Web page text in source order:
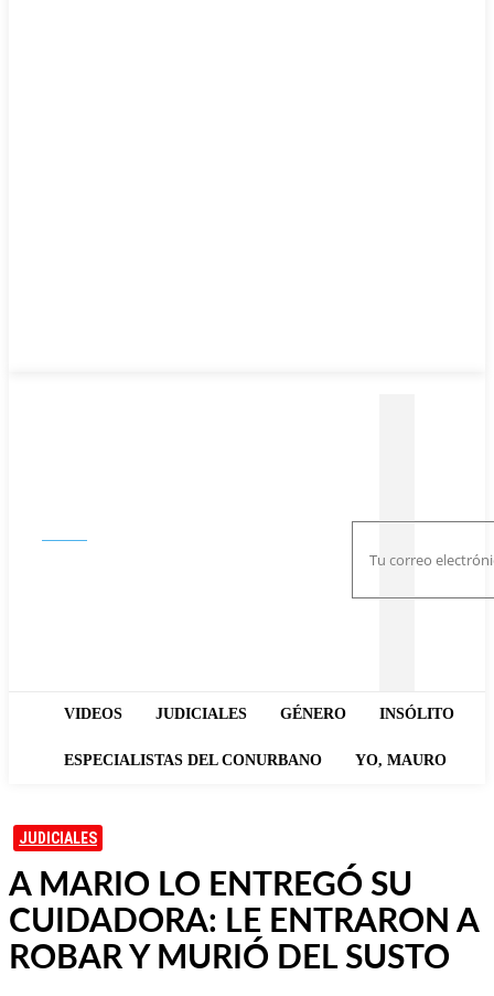
VIDEOS JUDICIALES GÉNERO INSÓLITO
ESPECIALISTAS DEL CONURBANO YO, MAURO
JUDICIALES
A MARIO LO ENTREGÓ SU
CUIDADORA: LE ENTRARON A
ROBAR Y MURIÓ DEL SUSTO